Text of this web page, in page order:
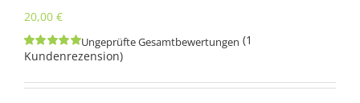
20,00 €
Bewertet
auf
1
Ungeprüfte Gesamtbewertungen (1
Kundenrezension)